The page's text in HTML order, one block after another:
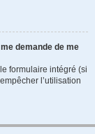
demande de me
formulaire intégré (si
l’utilisation